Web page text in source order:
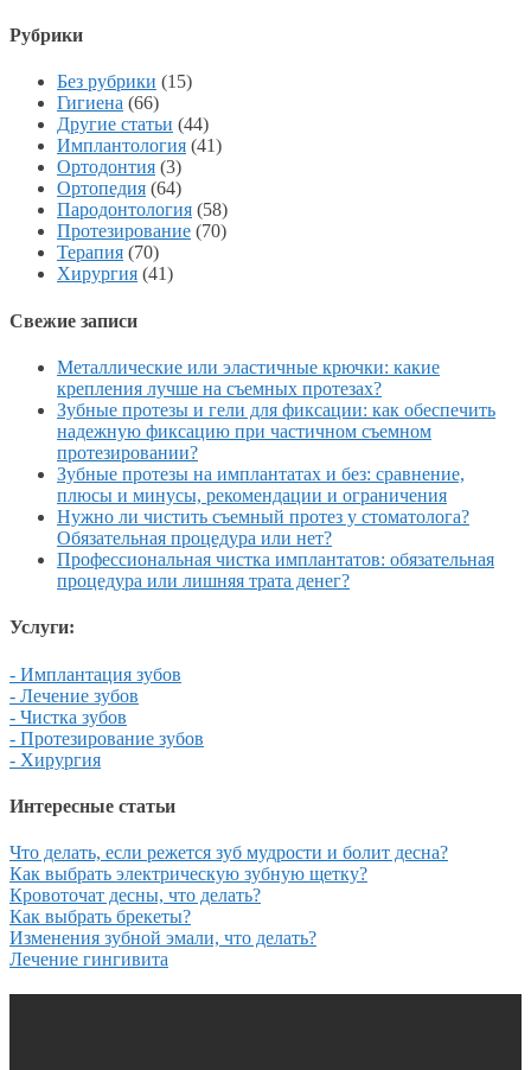
Рубрики
Без рубрики (15)
Гигиена (66)
Другие статьи (44)
Имплантология (41)
Ортодонтия (3)
Ортопедия (64)
Пародонтология (58)
Протезирование (70)
Терапия (70)
Хирургия (41)
Свежие записи
Металлические или эластичные крючки: какие
крепления лучше на съемных протезах?
Зубные протезы и гели для фиксации: как обеспечить
надежную фиксацию при частичном съемном
протезировании?
Зубные протезы на имплантатах и без: сравнение,
плюсы и минусы, рекомендации и ограничения
Нужно ли чистить съемный протез у стоматолога?
Обязательная процедура или нет?
Профессиональная чистка имплантатов: обязательная
процедура или лишняя трата денег?
Услуги:
- Имплантация зубов
- Лечение зубов
- Чистка зубов
- Протезирование зубов
- Хирургия
Интересные статьи
Что делать, если режется зуб мудрости и болит десна?
Как выбрать электрическую зубную щетку?
Кровоточат десны, что делать?
Как выбрать брекеты?
Изменения зубной эмали, что делать?
Лечение гингивита